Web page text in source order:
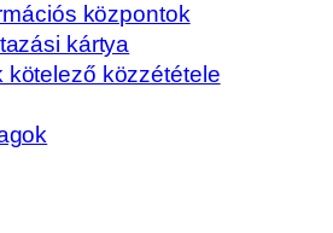
központok
kártya
kötelező közzététele